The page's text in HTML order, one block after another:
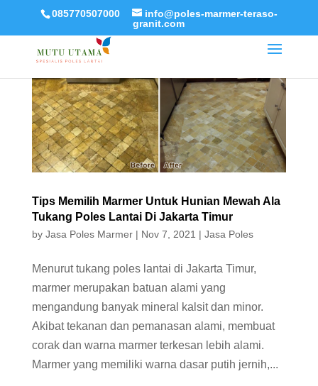
085770507000
info@poles-marmer-teraso-
granit.com
Tips Memilih Marmer Untuk Hunian Mewah Ala
Tukang Poles Lantai Di Jakarta Timur
by Jasa Poles Marmer| Nov 7, 2021 | Jasa Poles
Menurut tukang poles lantai di Jakarta Timur,
marmer merupakan batuan alami yang
mengandung banyak mineral kalsit dan minor.
Akibat tekanan dan pemanasan alami, membuat
corak dan warna marmer terkesan lebih alami.
Marmer yang memiliki warna dasar putih jernih,...